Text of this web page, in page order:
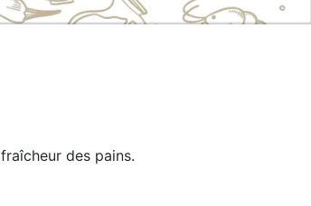
des pains.